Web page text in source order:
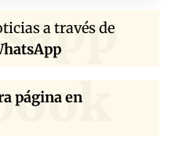
a través de
página en